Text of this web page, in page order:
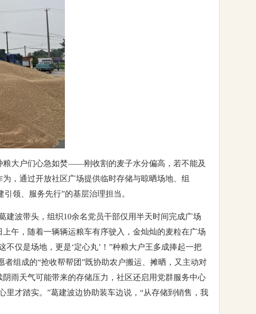
粮大户们心急如焚——刚收割的麦子水分偏高，若不能及
，通过开放社区广场提供临时存储与晾晒场地、组
领、服务先行”的基层治理担当。
建波带头，组织10余名党员干部仅用半天时间完成广场
午，随着一辆辆运粮车有序驶入，金灿灿的麦粒在广场
仅是场地，更是‘定心丸’！”种粮大户王多成捧起一把
组成的“抢收帮帮团”既协助农户搬运、摊晒，又主动对
雨天气可能带来的存储压力，社区还启用党群服务中心
才踏实。”葛建波边协助装车边说，“从存储到销售，我